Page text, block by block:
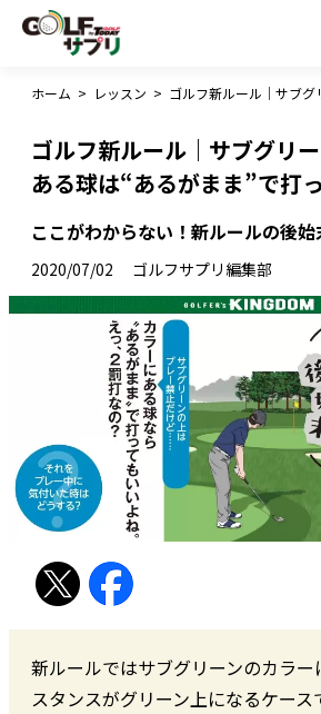
ホーム > レッスン >
ゴルフ新ルール｜サブグリ
ある球は“あるがまま”で打
ここがわからない！新ルールの後始
2020/07/02 ゴルフサプリ編集部
新ルールではサブグリーンのカラー
スタンスがグリーン上になるケー